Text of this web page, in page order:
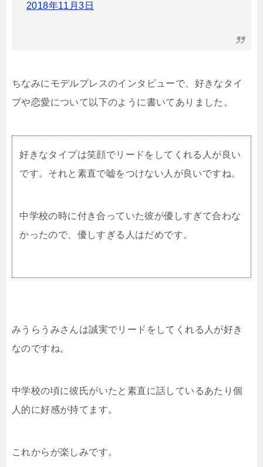
2018年11月3日
ちなみにモデルプレスのインタビューで、好きなタイ
プや恋愛について以下のように書いてありました。
好きなタイプは笑顔でリードをしてくれる人が良い
です。それと素直で嘘をつけない人が良いですね。
中学校の時に付き合っていた彼が優しすぎて合わな
かったので、優しすぎる人はだめです。
みうらうみさんは誠実でリードをしてくれる人が好き
なのですね。
中学校の頃に彼氏がいたと素直に話しているあたり個
人的に好感が持てます。
これからが楽しみです。